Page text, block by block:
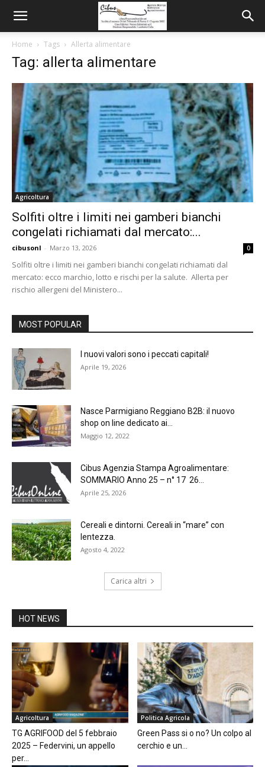
Home Tags Allerta alimentare
Tag: allerta alimentare
Agricoltura
Solfiti oltre i limiti nei gamberi bianchi
congelati richiamati dal mercato:...
cibusonl - Marzo 13, 2026 0
Solfiti oltre i limiti nei gamberi bianchi congelati richiamati dal
mercato: ecco marchio, lotto e rischi per la salute. Allerta per
rischio allergeni del Ministero...
MOST POPULAR
I nuovi valori sono i peccati capitali!
Aprile 19, 2026
Nasce Parmigiano Reggiano B2B: il nuovo
shop on line dedicato ai...
Maggio 12, 2022
Cibus Agenzia Stampa Agroalimentare:
SOMMARIO Anno 25 – n° 17 26...
Aprile 25, 2026
Cereali e dintorni. Cereali in “mare” con
lentezza.
Agosto 4, 2022
Carica altri
HOT NEWS
Agricoltura
TG AGRIFOOD del 5 febbraio
2025 – Federvini, un appello
per...
Politica Agricola
Green Pass si o no? Un colpo al
cerchio e un...